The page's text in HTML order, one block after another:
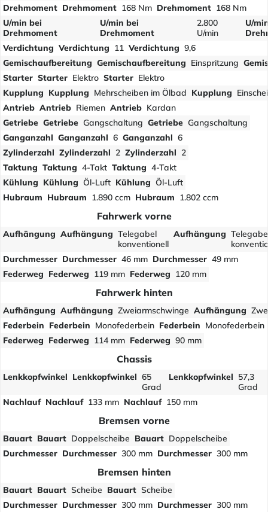
Drehmoment Drehmoment 168 Nm Drehmoment 168 Nm
U/min bei
Drehmoment
U/min bei
Drehmoment
2.800
U/min
U/
Verdichtung Verdichtung 11 Verdichtung 9,6
Gemischaufbereitung Gemischaufbereitung Einspritzung
Starter Starter Elektro Starter Elektro
Kupplung Kupplung Mehrscheiben im Ölbad Kupplung
Antrieb Antrieb Riemen Antrieb Kardan
Getriebe Getriebe Gangschaltung Getriebe Gangschaltung
Ganganzahl Ganganzahl 6 Ganganzahl 6
Zylinderzahl Zylinderzahl 2 Zylinderzahl 2
Taktung Taktung 4-Takt Taktung 4-Takt
Kühlung Kühlung Öl-Luft Kühlung Öl-Luft
Hubraum Hubraum 1.890 ccm Hubraum 1.802 ccm
Fahrwerk vorne
Aufhängung Aufhängung Telegabel
konventionell
Aufhängung
Durchmesser Durchmesser 46 mm Durchmesser 49 mm
Federweg Federweg 119 mm Federweg 120 mm
Fahrwerk hinten
Aufhängung Aufhängung Zweiarmschwinge Aufhängung
Federbein Federbein Monofederbein Federbein Monofederbein
Federweg Federweg 114 mm Federweg 90 mm
Chassis
Lenkkopfwinkel Lenkkopfwinkel 65
Grad
Lenkkopfwinkel 57,3
Grad
Nachlauf Nachlauf 133 mm Nachlauf 150 mm
Bremsen vorne
Bauart Bauart Doppelscheibe Bauart Doppelscheibe
Durchmesser Durchmesser 300 mm Durchmesser 300 mm
Bremsen hinten
Bauart Bauart Scheibe Bauart Scheibe
Durchmesser Durchmesser 300 mm Durchmesser 300 mm